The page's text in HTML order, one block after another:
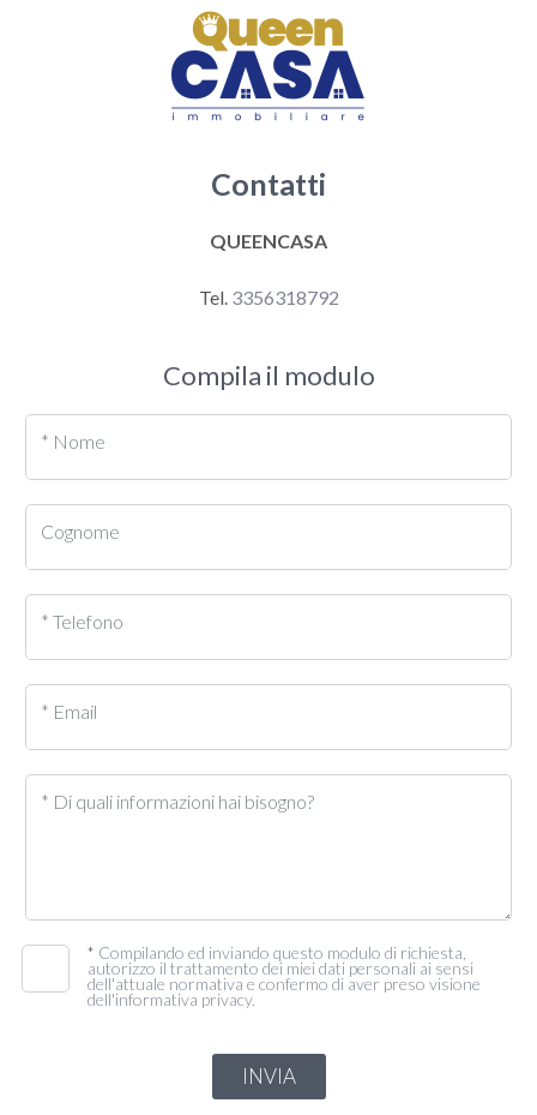
Contatti
QUEENCASA
Tel. 3356318792
Compila il modulo
* Nome
Cognome
* Telefono
* Email
* Di quali informazioni hai bisogno?
* Compilando ed inviando questo modulo di richiesta,
autorizzo il trattamento dei miei dati personali ai sensi
dell'attuale normativa e confermo di aver preso visione
dell'informativa privacy.
INVIA